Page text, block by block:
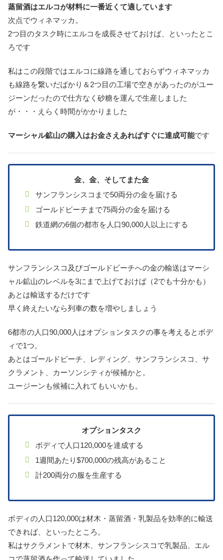
蒸留酒はエルコが材料に一番近くて適しています
次点でウィネマッカ。
2つ目のタスク時にエルコを成長させておけば、といったとこ
ろです
私はこの段階ではエルコに線路を通しておらずウィネマッカ
も線路を繋いだばかり＆2つ目の工場で空きがあったのがユー
ジーンだったので仕方なく砂糖を運んで生産しました
が・・・えらく時間がかかりました
マーシャル鉱山の購入はお金さえあればすぐに達成可能です
金、金、そしてまた金
サンフランシスコまで50両分の金を届ける
ゴールドビーチまで75両分の金を届ける
鉄道網の6個の都市を人口90,000人以上にする
サンフランシスコ及びゴールドビーチへの金の輸送はマーシ
ャル鉱山のレベルを3にまで上げておけば（2でも十分かも）
あとは輸送するだけです
早く終えたいなら列車の数を増やしましょう
6都市の人口90,000人はオプションタスクの事を考えるとボデ
ィで1つ。
あとはゴールドビーチ、レディング、サンフランシスコ、サ
クラメント、カーソンシティが候補かと。
ユージーンも候補に入れてもいいかも。
オプションタスク
ボディで人口120,000を達成する
1週間あたり$700,000の残高があること
計200両分の服を生産する
ボディの人口120,000は材木・蒸留酒・乳製品を効率的に輸送
できれば、といったところ。
私はサクラメントで材木、サンフランシスコで乳製品、エル